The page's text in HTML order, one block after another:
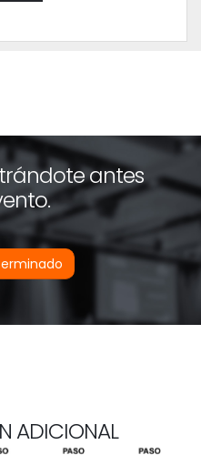
antes
ADICIONAL